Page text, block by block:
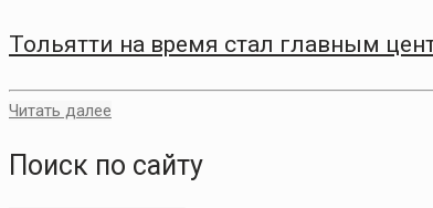
Тольятти на время стал главным
Читать далее
Поиск по сайту